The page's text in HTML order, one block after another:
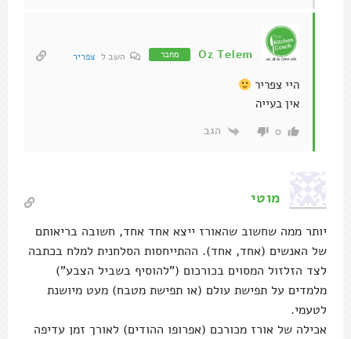
Oz Telem מחבר השב ל צפריר
היי צפריר
אין בעייה
0 הגב
מוטי
יותר ממה שחשוב שהאורז ייצא אחד אחד, חשובה בריאותם
של האנשים (אחד, אחד). ההתייחסות הסלחנית למלח בכתבה
לצד הזלזול המסוים בכורכום ("להוסיף בשביל הצבע")
מלמדים על תפישת עולם (או תפישת מטבח) מעט מיושנת
לטעמי.
אכילה של אורז מכורכם (אפרופו ההודים) לאורך זמן עדיפה